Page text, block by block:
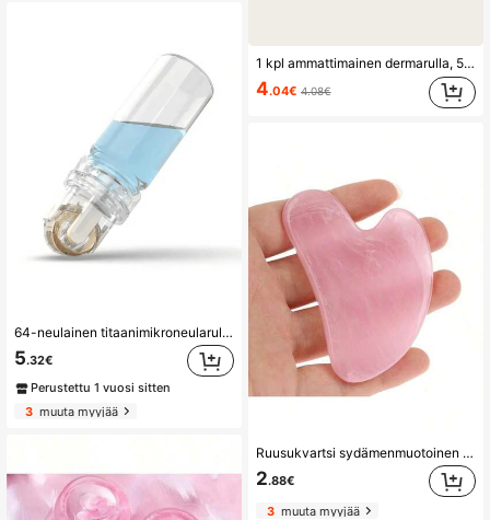
64-neulainen titaanimikroneularulla, uudelleenkäytettävä mikroneularulla mikroneulaukseen, ikääntymistä estävä ja kirkastava seerumi, sopii kasvojen ja päänahan kotikäyttöön, 2-in-1 kompakti 0,25 mm/0,5 mm/1,0 mm mikroneulainen kauneustyökalu, ammattitason titaanimikroneularulla miehille ja naisille
5.32€
Perustettu 1 vuosi sitten
3muuta myyjää
1 kpl ammattimainen dermarulla, 540 hienoa neulaa, 0,5 mm titaaninen mikroneulaustyökalu kasvojen ihonhoitoon, hiustenkasvuun, minoksidiilin levittämiseen, mikrodermabraasioon, kotispa-käyttöön, kauneus- ja hierontarulla
4.04€ 4.08€
Ruusukvartsi sydämenmuotoinen kasvojen kauneushierontakaavin, V-muotoinen kasvojen kauneustyökalu
2.88€
3muuta myyjää